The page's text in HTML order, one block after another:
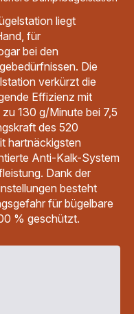
liegt
für
bei den
Die
verkürzt die
Effizienz mit
130 g/Minute bei 7,5
des 520
hartnäckigsten
Anti-Kalk-System
Dank der
besteht
für bügelbare
% geschützt.